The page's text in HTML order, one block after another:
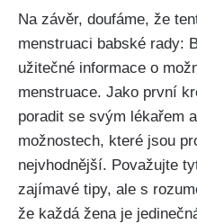
Na⁣ závěr, doufáme, že
menstruaci babské rady:
užitečné informace ‌o
menstruace. Jako ⁣první
poradit se svým lékařem
možnostech, které jsou⁤
nejvhodnější. Považujte
zajímavé tipy, ale s
že každá ⁣žena je